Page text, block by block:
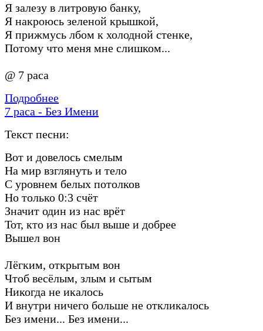
Я залезу в литровую банку,
Я накроюсь зеленой крышкой,
Я прижмусь лбом к холодной стенке,
Потому что меня мне слишком...
@ 7 раса
Подробнее
7 раса - Без Имени
Текст песни:
Вот и довелось смелым
На мир взглянуть и тело
С уровнем белых потолков
Но только 0:3 счёт
Значит один из нас врёт
Тот, кто из нас был выше и добрее
Вышел вон
Лёгким, открытым вон
Чтоб весёлым, злым и сытым
Никогда не икалось
И внутри ничего больше не откликалось
Без имени... Без имени...